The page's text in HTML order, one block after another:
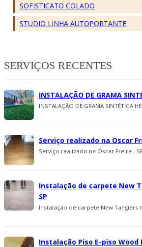
SOFISTICATO COLADO
STUDIO LINHA AUTOPORTANTE
SERVIÇOS RECENTES
INSTALAÇÃO DE GRAMA
INSTALAÇÃO DE GRAMA SINTÉTICA
Serviço realizado na Oscar
Serviço realizado na Oscar Freire -
Instalação de carpete New
SP
Instalação de carpete New Tangiers
Instalação Piso E-piso Wood